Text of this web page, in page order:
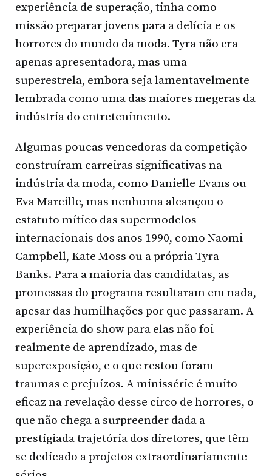
experiência de superação, tinha como
missão preparar jovens para a delícia e os
horrores do mundo da moda. Tyra não era
apenas apresentadora, mas uma
superestrela, embora seja lamentavelmente
lembrada como uma das maiores megeras da
indústria do entretenimento.
Algumas poucas vencedoras da competição
construíram carreiras significativas na
indústria da moda, como Danielle Evans ou
Eva Marcille, mas nenhuma alcançou o
estatuto mítico das supermodelos
internacionais dos anos 1990, como Naomi
Campbell, Kate Moss ou a própria Tyra
Banks. Para a maioria das candidatas, as
promessas do programa resultaram em nada,
apesar das humilhações por que passaram. A
experiência do show para elas não foi
realmente de aprendizado, mas de
superexposição, e o que restou foram
traumas e prejuízos. A minissérie é muito
eficaz na revelação desse circo de horrores, o
que não chega a surpreender dada a
prestigiada trajetória dos diretores, que têm
se dedicado a projetos extraordinariamente